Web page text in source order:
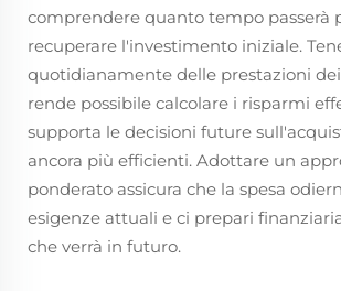
comprendere quanto tempo passerà
recuperare l'investimento iniziale.
quotidianamente delle prestazioni
rende possibile calcolare i risparmi
supporta le decisioni future
ancora più efficienti. Adottare un
ponderato assicura che la spesa
esigenze attuali e ci prepari
che verrà in futuro.